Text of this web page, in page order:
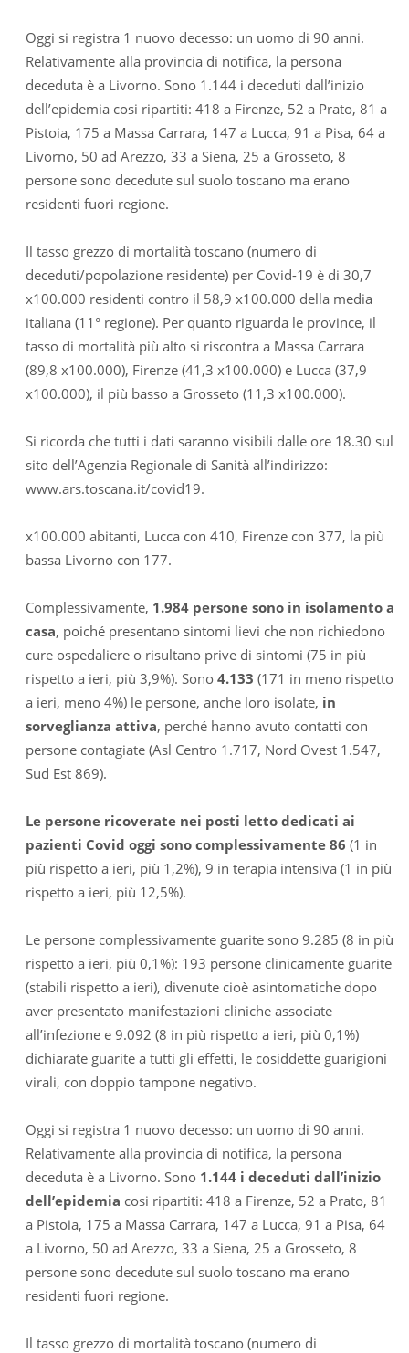
Oggi si registra 1 nuovo decesso: un uomo di 90 anni.
Relativamente alla provincia di notifica, la persona
deceduta è a Livorno. Sono 1.144 i deceduti dall’inizio
dell’epidemia cosi ripartiti: 418 a Firenze, 52 a Prato, 81 a
Pistoia, 175 a Massa Carrara, 147 a Lucca, 91 a Pisa, 64 a
Livorno, 50 ad Arezzo, 33 a Siena, 25 a Grosseto, 8
persone sono decedute sul suolo toscano ma erano
residenti fuori regione.
Il tasso grezzo di mortalità toscano (numero di
deceduti/popolazione residente) per Covid-19 è di 30,7
x100.000 residenti contro il 58,9 x100.000 della media
italiana (11° regione). Per quanto riguarda le province, il
tasso di mortalità più alto si riscontra a Massa Carrara
(89,8 x100.000), Firenze (41,3 x100.000) e Lucca (37,9
x100.000), il più basso a Grosseto (11,3 x100.000).
Si ricorda che tutti i dati saranno visibili dalle ore 18.30 sul
sito dell’Agenzia Regionale di Sanità all’indirizzo:
www.ars.toscana.it/covid19.
x100.000 abitanti, Lucca con 410, Firenze con 377, la più
bassa Livorno con 177.
Complessivamente, 1.984 persone sono in isolamento a
casa, poiché presentano sintomi lievi che non richiedono
cure ospedaliere o risultano prive di sintomi (75 in più
rispetto a ieri, più 3,9%). Sono 4.133 (171 in meno rispetto
a ieri, meno 4%) le persone, anche loro isolate, in
sorveglianza attiva, perché hanno avuto contatti con
persone contagiate (Asl Centro 1.717, Nord Ovest 1.547,
Sud Est 869).
Le persone ricoverate nei posti letto dedicati ai
pazienti Covid oggi sono complessivamente 86 (1 in
più rispetto a ieri, più 1,2%), 9 in terapia intensiva (1 in più
rispetto a ieri, più 12,5%).
Le persone complessivamente guarite sono 9.285 (8 in più
rispetto a ieri, più 0,1%): 193 persone clinicamente guarite
(stabili rispetto a ieri), divenute cioè asintomatiche dopo
aver presentato manifestazioni cliniche associate
all’infezione e 9.092 (8 in più rispetto a ieri, più 0,1%)
dichiarate guarite a tutti gli effetti, le cosiddette guarigioni
virali, con doppio tampone negativo.
Oggi si registra 1 nuovo decesso: un uomo di 90 anni.
Relativamente alla provincia di notifica, la persona
deceduta è a Livorno. Sono 1.144 i deceduti dall’inizio
dell’epidemia cosi ripartiti: 418 a Firenze, 52 a Prato, 81
a Pistoia, 175 a Massa Carrara, 147 a Lucca, 91 a Pisa, 64
a Livorno, 50 ad Arezzo, 33 a Siena, 25 a Grosseto, 8
persone sono decedute sul suolo toscano ma erano
residenti fuori regione.
Il tasso grezzo di mortalità toscano (numero di